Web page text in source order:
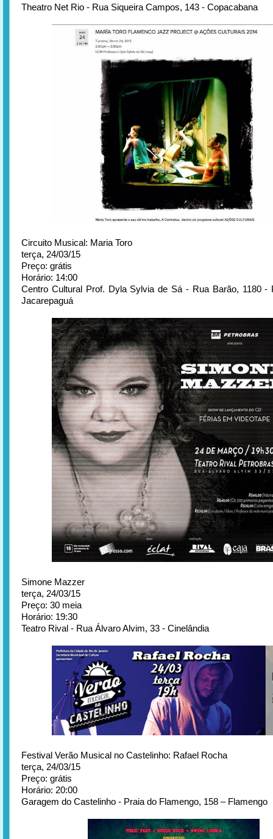
Theatro Net Rio - Rua Siqueira Campos, 143 - Copacabana
Circuito Musical: Maria Toro
terça, 24/03/15
Preço: grátis
Horário: 14:00
Centro Cultural Prof. Dyla Sylvia de Sá - Rua Barão, 1180 -
Jacarepaguá
Simone Mazzer
terça, 24/03/15
Preço: 30 meia
Horário: 19:30
Teatro Rival - Rua Álvaro Alvim, 33 - Cinelândia
Festival Verão Musical no Castelinho: Rafael Rocha
terça, 24/03/15
Preço: grátis
Horário: 20:00
Garagem do Castelinho - Praia do Flamengo, 158 – Flamengo